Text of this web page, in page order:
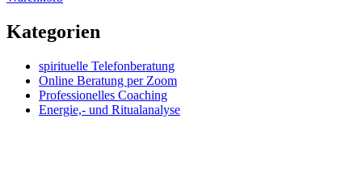
Kategorien
spirituelle Telefonberatung
Online Beratung per Zoom
Professionelles Coaching
Energie,- und Ritualanalyse